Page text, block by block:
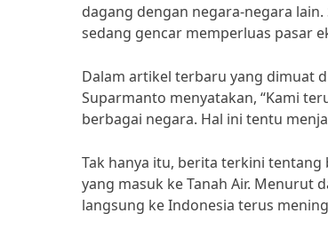
dagang dengan negara-negara
sedang gencar memperluas pasar
Dalam artikel terbaru yang dimuat
Suparmanto menyatakan, “Kami
berbagai negara. Hal ini tentu
Tak hanya itu, berita terkini
yang masuk ke Tanah Air. Menurut
langsung ke Indonesia terus